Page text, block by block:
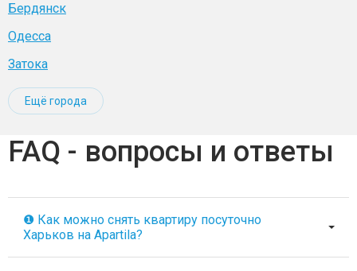
Бердянск
Одесса
Затока
Ещё города
FAQ - вопросы и ответы
❶ Как можно снять квартиру посуточно
Харьков на Apartila?